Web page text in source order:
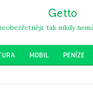
Getto
tak nikdy
MOBIL PENÍZE